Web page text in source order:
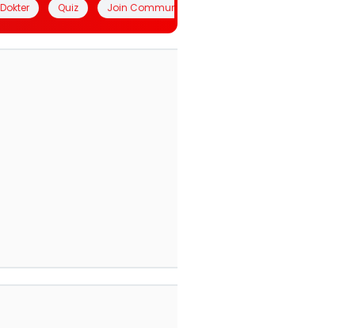
Quiz Join Community